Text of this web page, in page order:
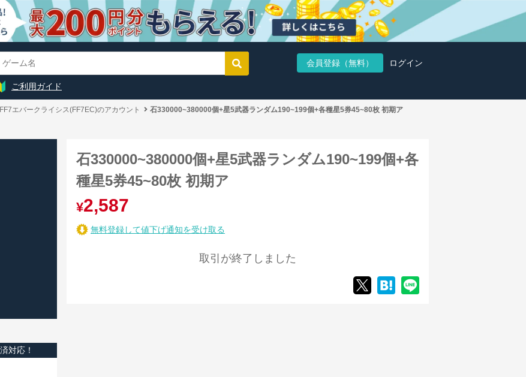
会員登録（無料） ログイン
ご利用ガイド
FF7エバークライシス(FF7EC)のアカウント 石330000~380000個+星5武器ランダム190~199個+各種星5券45~80枚 初期ア
対応！
石330000~380000個+星5武器ランダム190~199個+各
種星5券45~80枚 初期ア
¥2,587
無料登録して値下げ通知を受け取る
取引が終了しました